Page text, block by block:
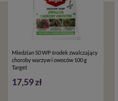
Miedzian 50 WP środek zwalczający
choroby warzyw i owoców 100 g
Target
17,59 zł